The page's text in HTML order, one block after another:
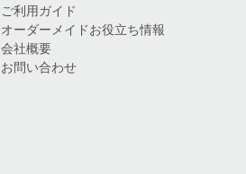
ご利用ガイド
オーダーメイドお役立ち情報
会社概要
お問い合わせ